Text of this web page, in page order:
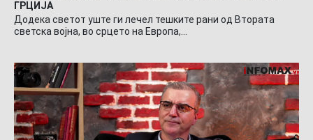
ГРЦИЈА
Додека светот уште ги лечел тешките рани од Втората
светска војна, во срцето на Европа,…